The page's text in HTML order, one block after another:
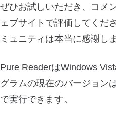
ぜひお試しいただき、コメ
ェブサイトで評価してくだ
ミュニティは本当に感謝し
Pure ReaderはWindows
グラムの現在のバージョン
で実行できます。